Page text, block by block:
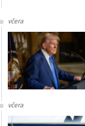
včera
včera